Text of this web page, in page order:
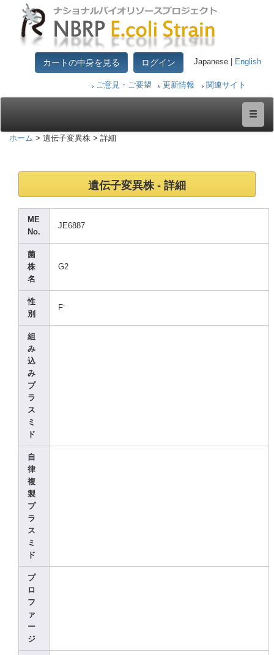
カートの中身を見る ログイン Japanese | English
ご意見・ご要望 更新情報 関連サイト
ホーム > 遺伝子変異株 > 詳細
遺伝子変異株 - 詳細
ME
No.
JE6887
菌
株
名
G2
性
別
F-
組
み
込
み
プ
ラ
ス
ミ
ド
自
律
複
製
プ
ラ
ス
ミ
ド
プ
ロ
フ
ァ
ー
ジ